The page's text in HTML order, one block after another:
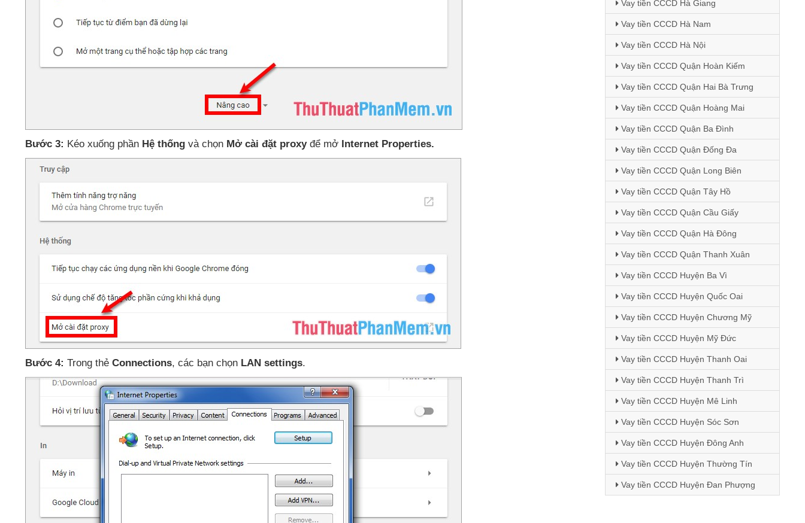
Bước 3: Kéo xuống phần Hệ thống và chọn Mở cài đặt proxy để mở Internet Properties.
Bước 4: Trong thẻ Connections, các bạn chọn LAN settings.
Vay tiền CCCD Hà Giang
Vay tiền CCCD Hà Nam
Vay tiền CCCD Hà Nội
Vay tiền CCCD Quận Hoàn Kiếm
Vay tiền CCCD Quận Hai Bà Trưng
Vay tiền CCCD Quận Hoàng Mai
Vay tiền CCCD Quận Ba Đình
Vay tiền CCCD Quận Đống Đa
Vay tiền CCCD Quận Long Biên
Vay tiền CCCD Quận Tây Hồ
Vay tiền CCCD Quận Cầu Giấy
Vay tiền CCCD Quận Hà Đông
Vay tiền CCCD Quận Thanh Xuân
Vay tiền CCCD Huyện Ba Vì
Vay tiền CCCD Huyện Quốc Oai
Vay tiền CCCD Huyện Chương Mỹ
Vay tiền CCCD Huyện Mỹ Đức
Vay tiền CCCD Huyện Thanh Oai
Vay tiền CCCD Huyện Thanh Trì
Vay tiền CCCD Huyện Mê Linh
Vay tiền CCCD Huyện Sóc Sơn
Vay tiền CCCD Huyện Đông Anh
Vay tiền CCCD Huyện Thường Tín
Vay tiền CCCD Huyện Đan Phượng